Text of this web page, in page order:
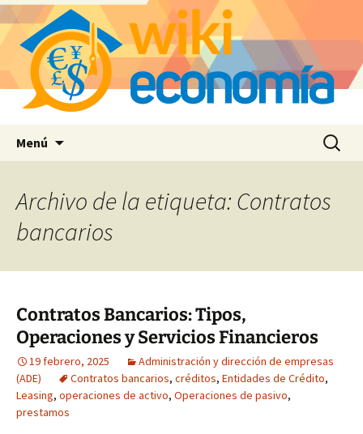
Menú Buscar:
Archivo de la etiqueta: Contratos
bancarios
Contratos Bancarios: Tipos,
Operaciones y Servicios Financieros
19 febrero, 2025
Administración y dirección de empresas
(ADE)
Contratos bancarios, créditos, Entidades de Crédito,
Leasing, operaciones de activo, Operaciones de pasivo,
prestamos